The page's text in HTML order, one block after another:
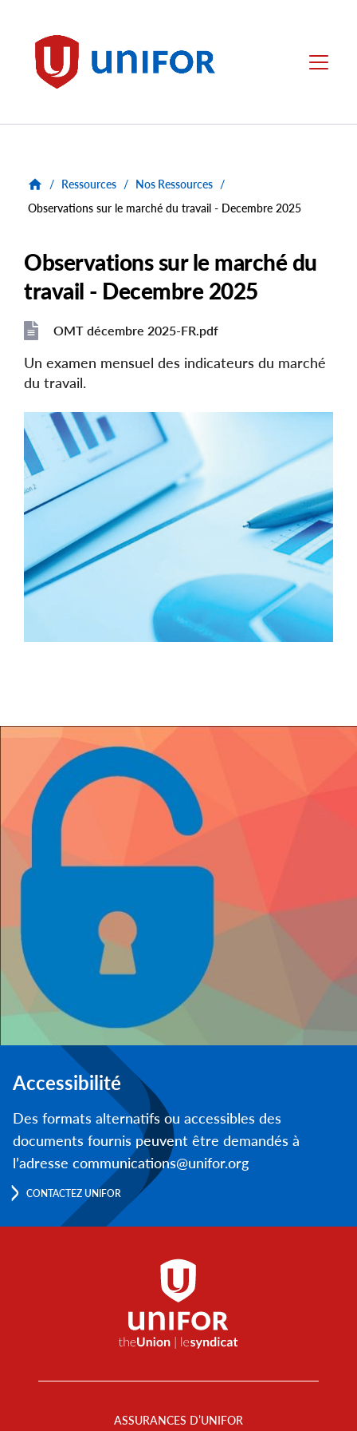
Unifor Menu
/ Ressources / Nos Ressources /
Observations sur le marché du travail - Decembre 2025
Observations sur le marché du
travail - Decembre 2025
File
File
OMT décembre 2025-FR.pdf
Un examen mensuel des indicateurs du marché
du travail.
Image
Accessibilité
Des formats alternatifs ou accessibles des
documents fournis peuvent être demandés à
l’adresse communications@unifor.org
CONTACTEZ UNIFOR
ASSURANCES D’UNIFOR